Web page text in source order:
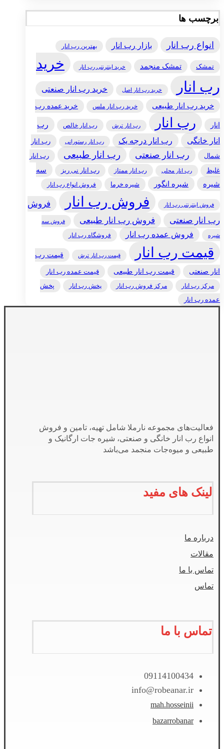
برچسب ها
انواع رب انار بازار رب انار بهترین رب انار
تمشک تمشک منجمد خرید اینترنتی رب انار
خرید
رب انار
خرید رب انار اصل خرید رب انار صنعتی
خرید رب انار طبیعی خرید رب انار ملس خرید عمده رب
انار رب انار رب انار ترش رب انار خالص
رب
انار خانگی
رب انار درجه یک رب انار رستورانی
رب انار
شمال
رب انار صنعتی رب انار طبیعی رب انار
غلیظ رب انار محلی رب انار ممتاز رب انار نی ریز
سه
شیره
شیره انگور شیره خرما فروش انواع رب انار
فروش اینترنتی رب انار فروش رب انار
فروش
رب انار صنعتی
فروش رب انار طبیعی فروش سه
شیره فروش عمده رب انار فروشگاه رب انار
قیمت رب انار قیمت رب انار ترش قیمت رب
انار صنعتی قیمت رب انار طبیعی قیمت عمده رب انار
مرکز رب انار مرکز فروش رب انار پخش رب انار
پخش
عمده رب انار
فعالیت‌های مجموعه نارملا شامل تهیه، تامین و فروش
انواع رب انار خانگی و صنعتی، شیره جات ارگانیک و
طبیعی و میوه‌جات منجمد می‌باشد
لینک های مفید
درباره ما
مقالات
تماس با ما
تماس
تماس با ما
09114100434
info@robeanar.ir
mah.hosseinii
bazarrobanar